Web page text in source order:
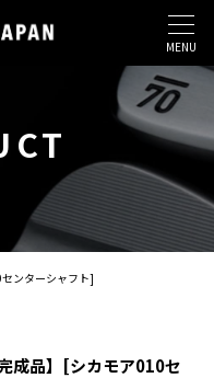
MENU
センターシャフト]
品】[シカモア010セ